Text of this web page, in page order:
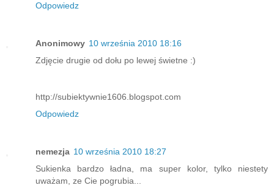
Odpowiedz
Anonimowy 10 września 2010 18:16
Zdjęcie drugie od dołu po lewej świetne :)
http://subiektywnie1606.blogspot.com
Odpowiedz
nemezja 10 września 2010 18:27
Sukienka bardzo ładna, ma super kolor, tylko niestety
uważam, ze Cie pogrubia...